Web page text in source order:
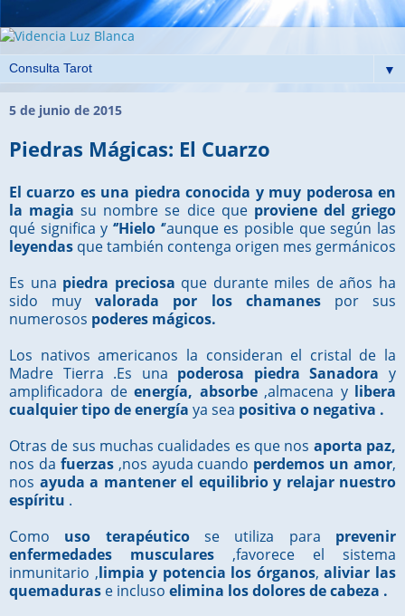
▼
5 de junio de 2015
Piedras Mágicas: El Cuarzo
El cuarzo es una piedra conocida y muy poderosa en
la magia su nombre se dice que proviene del griego
qué significa y ‘’Hielo ‘’aunque es posible que según las
leyendas que también contenga origen mes germánicos
Es una piedra preciosa que durante miles de años ha
sido muyvalorada por los chamanespor sus
numerosos poderes mágicos.
Los nativos americanos la consideran el cristal de la
Madre Tierra .Es una poderosa piedra Sanadoray
amplificadora de energía, absorbe,almacena y libera
cualquier tipo de energía ya sea positiva o negativa .
Otras de sus muchas cualidades es que nos aporta paz,
nos da fuerzas ,nos ayuda cuando perdemos un amor,
nos ayuda a mantener el equilibrio y relajar nuestro
espíritu .
Como uso terapéuticose utiliza para prevenir
enfermedades musculares ,favorece el sistema
inmunitario ,limpia y potencia los órganos,aliviar las
quemaduras e incluso elimina los dolores de cabeza .